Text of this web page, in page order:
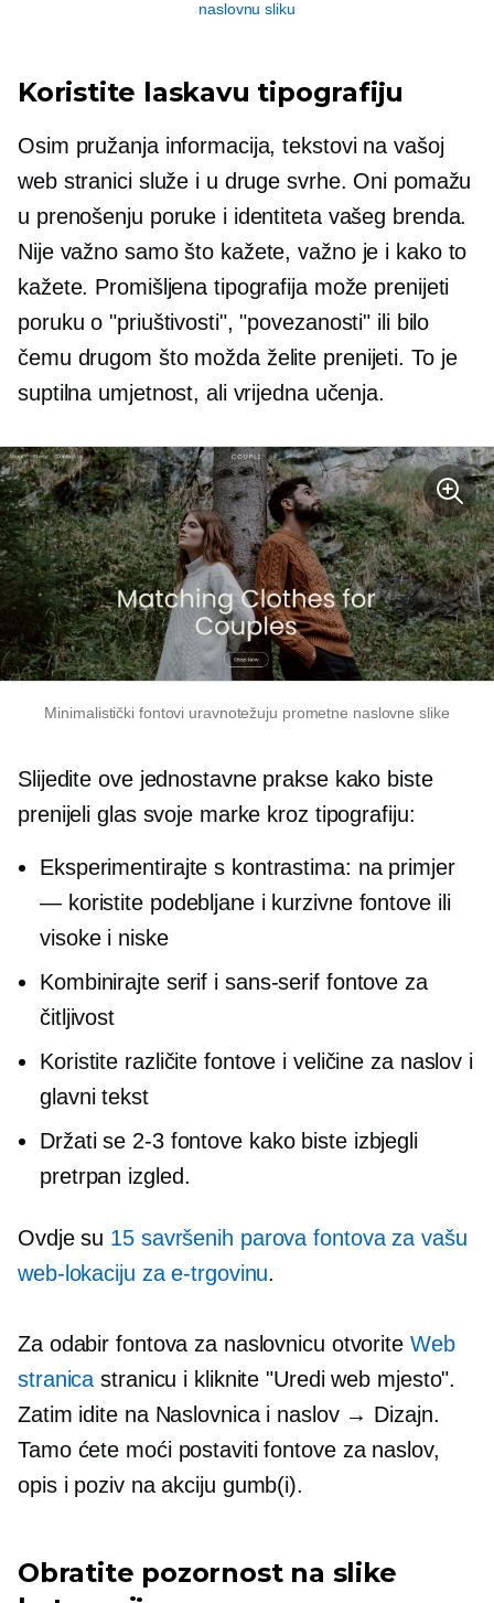
naslovnu sliku
Koristite laskavu tipografiju
Osim pružanja informacija, tekstovi na vašoj
web stranici služe i u druge svrhe. Oni pomažu
u prenošenju poruke i identiteta vašeg brenda.
Nije važno samo što kažete, važno je i kako to
kažete. Promišljena tipografija može prenijeti
poruku o "priuštivosti", "povezanosti" ili bilo
čemu drugom što možda želite prenijeti. To je
suptilna umjetnost, ali vrijedna učenja.
Minimalistički fontovi uravnotežuju prometne naslovne slike
Slijedite ove jednostavne prakse kako biste
prenijeli glas svoje marke kroz tipografiju:
Eksperimentirajte s kontrastima: na primjer
— koristite podebljane i kurzivne fontove ili
visoke i niske
Kombinirajte serif i sans-seriffontove za
čitljivost
Koristite različite fontove i veličine za naslov i
glavni tekst
Držati se 2-3fontove kako biste izbjegli
pretrpan izgled.
Ovdje su 15 savršenih parova fontova za vašu
web-lokaciju za e-trgovinu.
Za odabir fontova za naslovnicu otvorite Web
stranica stranicu i kliknite "Uredi web mjesto".
Zatim idite na Naslovnica i naslov → Dizajn.
Tamo ćete moći postaviti fontove za naslov,
opis i poziv na akciju gumb(i).
Obratite pozornost na slike